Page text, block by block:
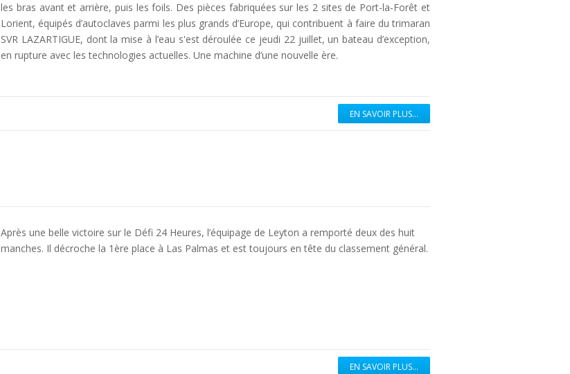
les bras avant et arrière, puis les foils. Des pièces fabriquées sur les 2 sites de Port-la-Forêt et
Lorient, équipés d’autoclaves parmi les plus grands d’Europe, qui contribuent à faire du trimaran
SVR LAZARTIGUE, dont la mise à l’eau s'est déroulée ce jeudi 22 juillet, un bateau d’exception,
en rupture avec les technologies actuelles. Une machine d’une nouvelle ère.
EN SAVOIR PLUS...
Après une belle victoire sur le Défi 24 Heures, l’équipage de Leyton a remporté deux des huit
manches. Il décroche la 1ère place à Las Palmas et est toujours en tête du classement général.
EN SAVOIR PLUS...